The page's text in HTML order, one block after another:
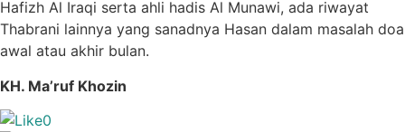
Hafizh Al Iraqi serta ahli hadis Al Munawi, ada riwayat
Thabrani lainnya yang sanadnya Hasan dalam masalah doa
awal atau akhir bulan.
KH. Ma’ruf Khozin
0